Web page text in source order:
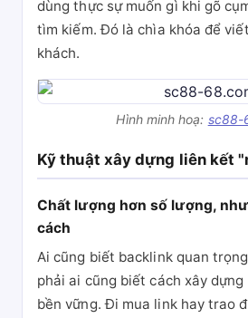
dùng thực sự muốn gì khi gõ
tìm kiếm. Đó là chìa khóa để
khách.
Hình minh hoạ: sc88-
Kỹ thuật xây dựng liên kết
Chất lượng hơn số lượng,
cách
Ai cũng biết backlink quan
phải ai cũng biết cách xây
bền vững. Đi mua link hay trao